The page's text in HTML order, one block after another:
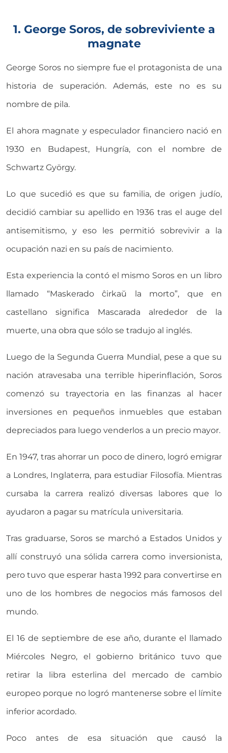
1. George Soros, de sobreviviente a
magnate
George Soros no siempre fue el protagonista de una
historia de superación. Además, este no es su
nombre de pila.
El ahora magnate y especulador financiero nació en
1930 en Budapest, Hungría, con el nombre de
Schwartz György.
Lo que sucedió es que su familia, de origen judío,
decidió cambiar su apellido en 1936 tras el auge del
antisemitismo, y eso les permitió sobrevivir a la
ocupación nazi en su país de nacimiento.
Esta experiencia la contó el mismo Soros en un libro
llamado “Maskerado ĉirkaŭ la morto”, que en
castellano significa Mascarada alrededor de la
muerte, una obra que sólo se tradujo al inglés.
Luego de la Segunda Guerra Mundial, pese a que su
nación atravesaba una terrible hiperinflación, Soros
comenzó su trayectoria en las finanzas al hacer
inversiones en pequeños inmuebles que estaban
depreciados para luego venderlos a un precio mayor.
En 1947, tras ahorrar un poco de dinero, logró emigrar
a Londres, Inglaterra, para estudiar Filosofía. Mientras
cursaba la carrera realizó diversas labores que lo
ayudaron a pagar su matrícula universitaria.
Tras graduarse, Soros se marchó a Estados Unidos y
allí construyó una sólida carrera como inversionista,
pero tuvo que esperar hasta 1992 para convertirse en
uno de los hombres de negocios más famosos del
mundo.
El 16 de septiembre de ese año, durante el llamado
Miércoles Negro, el gobierno británico tuvo que
retirar la libra esterlina del mercado de cambio
europeo porque no logró mantenerse sobre el límite
inferior acordado.
Poco antes de esa situación que causó la